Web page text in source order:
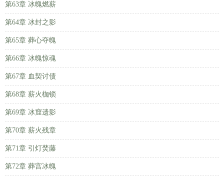
第63章 冰魄燃薪
第64章 冰封之影
第65章 葬心夺魄
第66章 冰魄惊魂
第67章 血契讨债
第68章 薪火枷锁
第69章 冰窟遗影
第70章 薪火残章
第71章 引灯焚藤
第72章 葬宫冰魄